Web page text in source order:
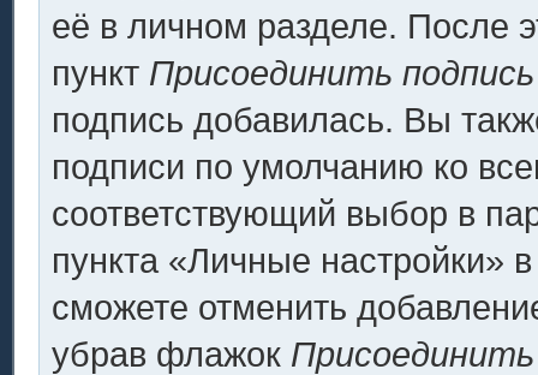
её в личном разделе. После
пункт Присоединить подпись
подпись добавилась. Вы
подписи по умолчанию ко
соответствующий выбор в
пункта «Личные настройки»
сможете отменить
убрав флажок